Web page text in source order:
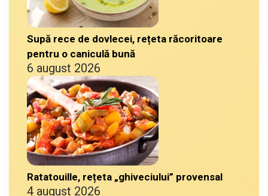
Supă rece de dovlecei, rețeta răcoritoare
pentru o caniculă bună
6 august 2026
Ratatouille, rețeta „ghiveciului” provensal
4 august 2026